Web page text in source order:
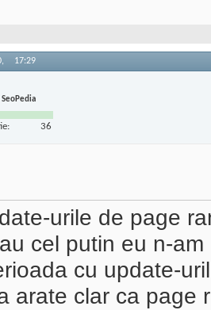
17:29
36
urile de page
cel putin eu n-
cu update-
arate clar ca page